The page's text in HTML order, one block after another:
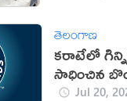
తెలంగాణ
కరాటేలో
సాధించిన
Jul 20,